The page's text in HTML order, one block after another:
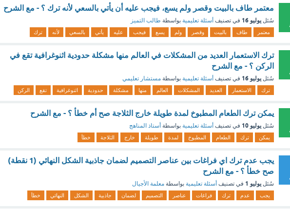
معتمر طاف بالبيت وقصر ولم يسع، فيجب عليه أن يأتي بالسعي لأنه ترك ؟ - مع الشرح
سُئل يوليو 16 في تصنيف أسئلة تعليمية بواسطة طالب التميز
معتمر طاف بالبيت وقصر ولم يسع فيجب عليه يأتي بالسعي لأنه ترك
ترك الاستعمار العديد من المشكلات في العالم منها مشكلة حدودية اثنوغرافية تقع في
الركن ؟ - مع الشرح
سُئل يوليو 16 في تصنيف أسئلة تعليمية بواسطة مستشار تعليمي
ترك الاستعمار العديد المشكلات العالم منها مشكلة حدودية اثنوغرافية تقع الركن
يمكن ترك الطعام المطبوخ لمدة طويلة خارج الثلاجة صح أم خطأ ؟ - مع الشرح
سُئل يوليو 10 في تصنيف أسئلة تعليمية بواسطة أستاذ المناهج
يمكن ترك الطعام المطبوخ لمدة طويلة خارج الثلاجة خطأ
يجب عدم ترك اي فراغات بين عناصر التصميم لضمان جاذبية الشكل النهائي (1 نقطة)
صح خطأ ؟ - مع الشرح
سُئل يوليو 1 في تصنيف أسئلة تعليمية بواسطة معلمة الأجيال
يجب عدم ترك فراغات عناصر التصميم لضمان جاذبية الشكل النهائي خطأ